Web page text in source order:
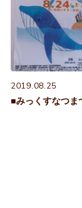
2019.08.25
■みっくすなつま